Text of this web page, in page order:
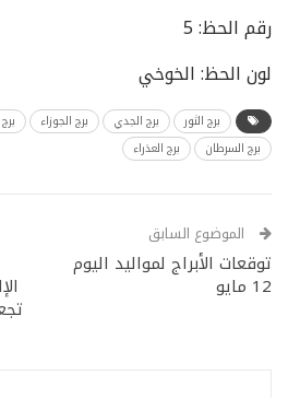
رقم الحظ: 5
لون الحظ: الخوخي
برج الثور برج الجدي برج الجوزاء
برج السرطان
برج العذراء
الموضوع السابق
توقعات الأبراج لمواليد اليوم
12 مايو